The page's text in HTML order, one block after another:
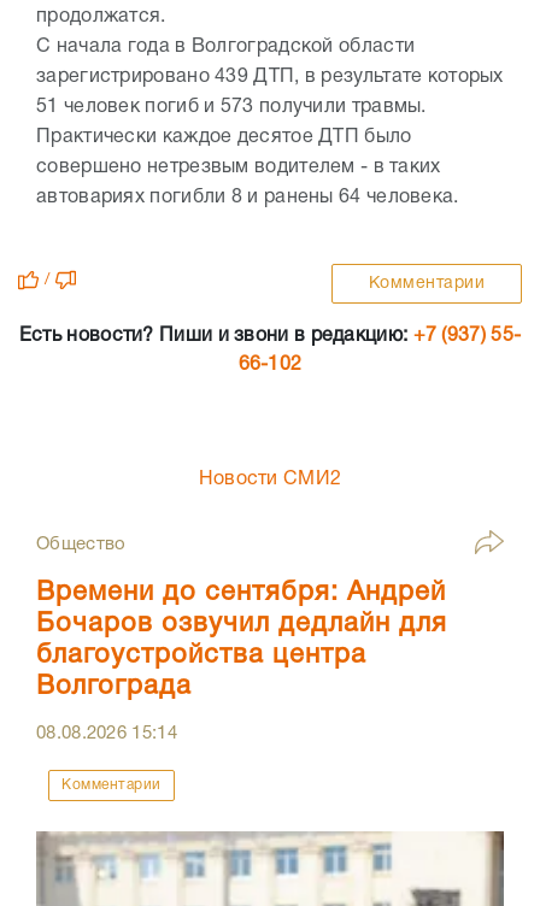
продолжатся.
С начала года в Волгоградской области
зарегистрировано 439 ДТП, в результате которых
51 человек погиб и 573 получили травмы.
Практически каждое десятое ДТП было
совершено нетрезвым водителем - в таких
автовариях погибли 8 и ранены 64 человека.
/ Комментарии
Есть новости? Пиши и звони в редакцию: +7 (937) 55-
66-102
Новости СМИ2
Общество
Времени до сентября: Андрей
Бочаров озвучил дедлайн для
благоустройства центра
Волгограда
08.08.2026 15:14
Комментарии